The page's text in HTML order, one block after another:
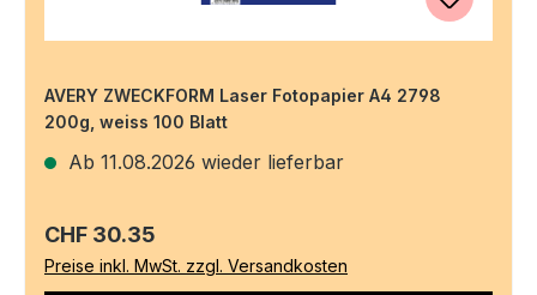
AVERY ZWECKFORM Laser Fotopapier A4 2798
200g, weiss 100 Blatt
Ab 11.08.2026 wieder lieferbar
Regulärer Preis:
CHF 30.35
Preise inkl. MwSt. zzgl. Versandkosten